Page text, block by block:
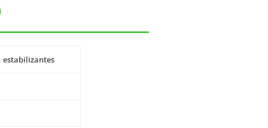
estabilizantes